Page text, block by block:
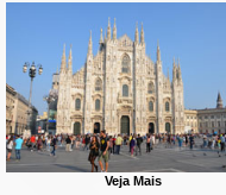
Veja Mais